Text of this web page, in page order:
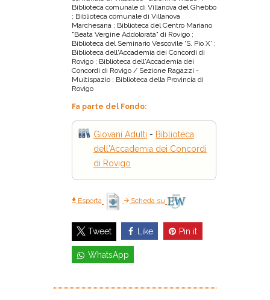
Biblioteca comunale di Villanova del Ghebbo
; Biblioteca comunale di Villanova
Marchesana ; Biblioteca del Centro Mariano
"Beata Vergine Addolorata" di Rovigo ;
Biblioteca del Seminario Vescovile 'S. Pio X' ;
Biblioteca dell'Accademia dei Concordi di
Rovigo ; Biblioteca dell'Accademia dei
Concordi di Rovigo / Sezione Ragazzi -
Multispazio ; Biblioteca della Provincia di
Rovigo
Fa parte del Fondo:
Giovani Adulti - Biblioteca
dell'Accademia dei Concordi
di Rovigo
Esporta Scheda su
Tweet Like Pin it
WhatsApp